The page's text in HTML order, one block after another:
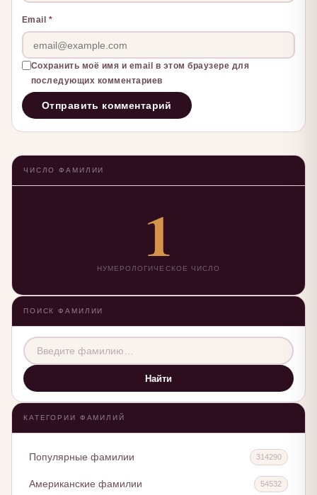
Email *
Сохранить моё имя и email в этом браузере для
последующих комментариев
ЧИСЛО ФАМИЛИИ
1
НУМЕРОЛОГИЧЕСКОЕ ЧИСЛО
ПОИСК ФАМИЛИИ
Найти
КАТЕГОРИИ ФАМИЛИЙ
Популярные фамилии 314290
Американские фамилии 54532